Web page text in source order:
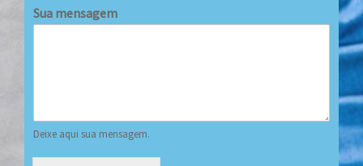
Sua mensagem
Deixe aqui sua mensagem.